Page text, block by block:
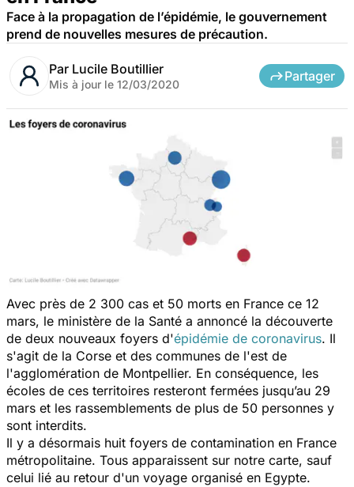
Face à la propagation de l’épidémie, le gouvernement
prend de nouvelles mesures de précaution.
Par Lucile Boutillier
Mis à jour le 12/03/2020
Partager
Avec près de 2 300 cas et 50 morts en France ce 12
mars, le ministère de la Santé a annoncé la découverte
de deux nouveaux foyers d'épidémie de coronavirus. Il
s'agit de la Corse et des communes de l'est de
l'agglomération de Montpellier. En conséquence, les
écoles de ces territoires resteront fermées jusqu’au 29
mars et les rassemblements de plus de 50 personnes y
sont interdits.
Il y a désormais huit foyers de contamination en France
métropolitaine. Tous apparaissent sur notre carte, sauf
celui lié au retour d'un voyage organisé en Egypte.